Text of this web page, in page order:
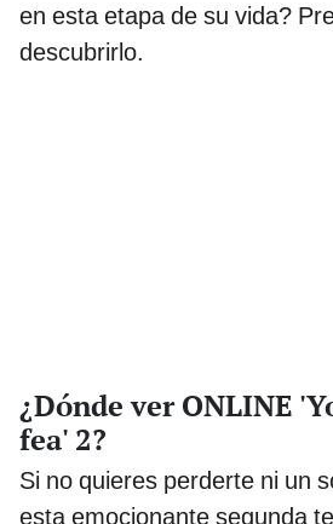
en esta etapa de su vida?
descubrirlo.
¿Dónde ver ONLINE
fea' 2?
Si no quieres perderte ni un
esta emocionante segunda